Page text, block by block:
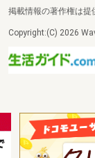
掲載情報の著作権は提
Copyright:(C) 2026